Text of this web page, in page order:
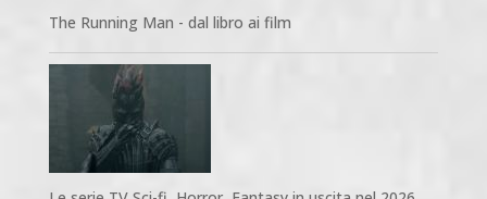
The Running Man - dal libro ai film